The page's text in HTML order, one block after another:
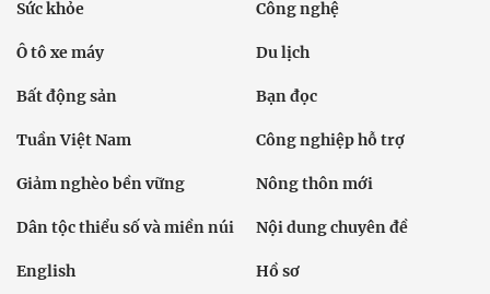
Sức khỏe Công nghệ
Ô tô xe máy Du lịch
Bất động sản Bạn đọc
Tuần Việt Nam Công nghiệp hỗ trợ
Giảm nghèo bền vững Nông thôn mới
Dân tộc thiểu số và miền núi Nội dung chuyên đề
English Hồ sơ